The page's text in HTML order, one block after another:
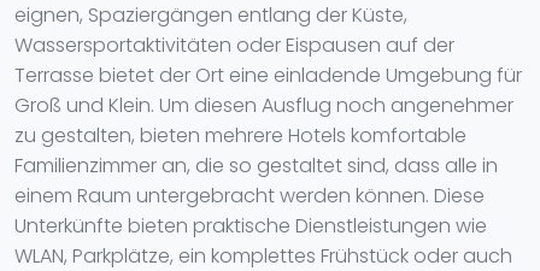
eignen, Spaziergängen entlang der Küste,
Wassersportaktivitäten oder Eispausen auf der
Terrasse bietet der Ort eine einladende Umgebung für
Groß und Klein. Um diesen Ausflug noch angenehmer
zu gestalten, bieten mehrere Hotels komfortable
Familienzimmer an, die so gestaltet sind, dass alle in
einem Raum untergebracht werden können. Diese
Unterkünfte bieten praktische Dienstleistungen wie
WLAN, Parkplätze, ein komplettes Frühstück oder auch